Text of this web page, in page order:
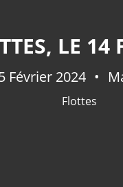
LE 14
Février 2024
Flottes